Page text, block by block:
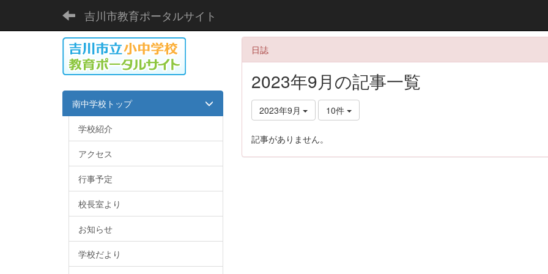
吉川市教育ポータルサイト
日誌
2023年9月の記事一覧
2023年9月 10件
記事がありません。
南中学校トップ
学校紹介
アクセス
行事予定
校長室より
お知らせ
学校だより